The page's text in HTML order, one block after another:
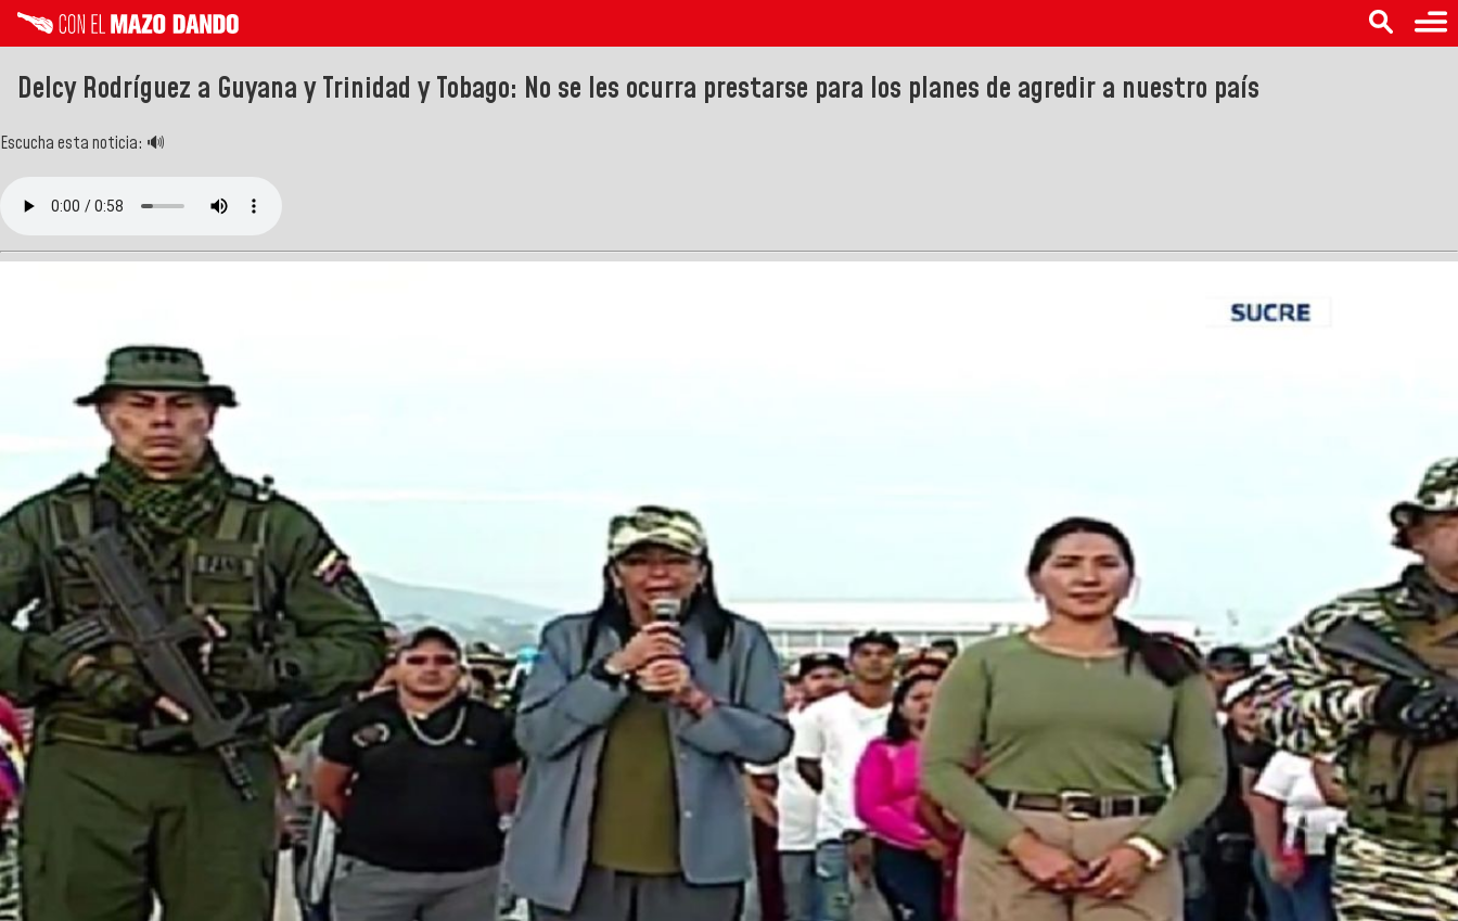
Delcy Rodríguez a Guyana y Trinidad y Tobago: No se les ocurra prestarse para los planes de agredir a nuestro país
Escucha esta noticia: 🔊